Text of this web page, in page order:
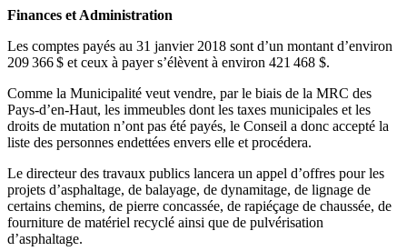
Finances et Administration
Les comptes payés au 31 janvier 2018 sont d’un montant d’environ
209 366 $ et ceux à payer s’élèvent à environ 421 468 $.
Comme la Municipalité veut vendre, par le biais de la MRC des
Pays-d’en-Haut, les immeubles dont les taxes municipales et les
droits de mutation n’ont pas été payés, le Conseil a donc accepté la
liste des personnes endettées envers elle et procédera.
Le directeur des travaux publics lancera un appel d’offres pour les
projets d’asphaltage, de balayage, de dynamitage, de lignage de
certains chemins, de pierre concassée, de rapiéçage de chaussée, de
fourniture de matériel recyclé ainsi que de pulvérisation
d’asphaltage.